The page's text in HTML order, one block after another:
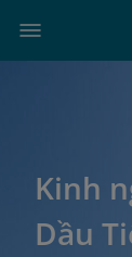
Kinh
Dầu